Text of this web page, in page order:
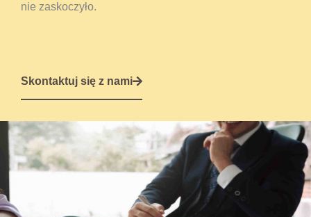
nie zaskoczyło.
Skontaktuj się z nami